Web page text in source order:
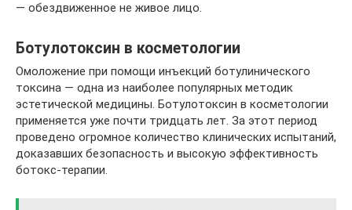
— обездвиженное не живое лицо.
Ботулотоксин в косметологии
Омоложение при помощи инъекций ботулинического
токсина — одна из наиболее популярных методик
эстетической медицины. Ботулотоксин в косметологии
применяется уже почти тридцать лет. За этот период
проведено огромное количество клинических испытаний,
доказавших безопасность и высокую эффективность
ботокс-терапии.